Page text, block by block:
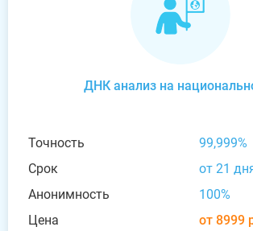
ДНК анализ на
Точность
99,999%
Срок
от 21
Анонимность
100%
Цена
от 8999